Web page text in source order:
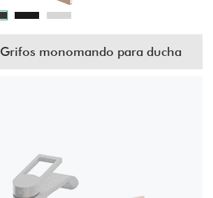
Grifos monomando para ducha